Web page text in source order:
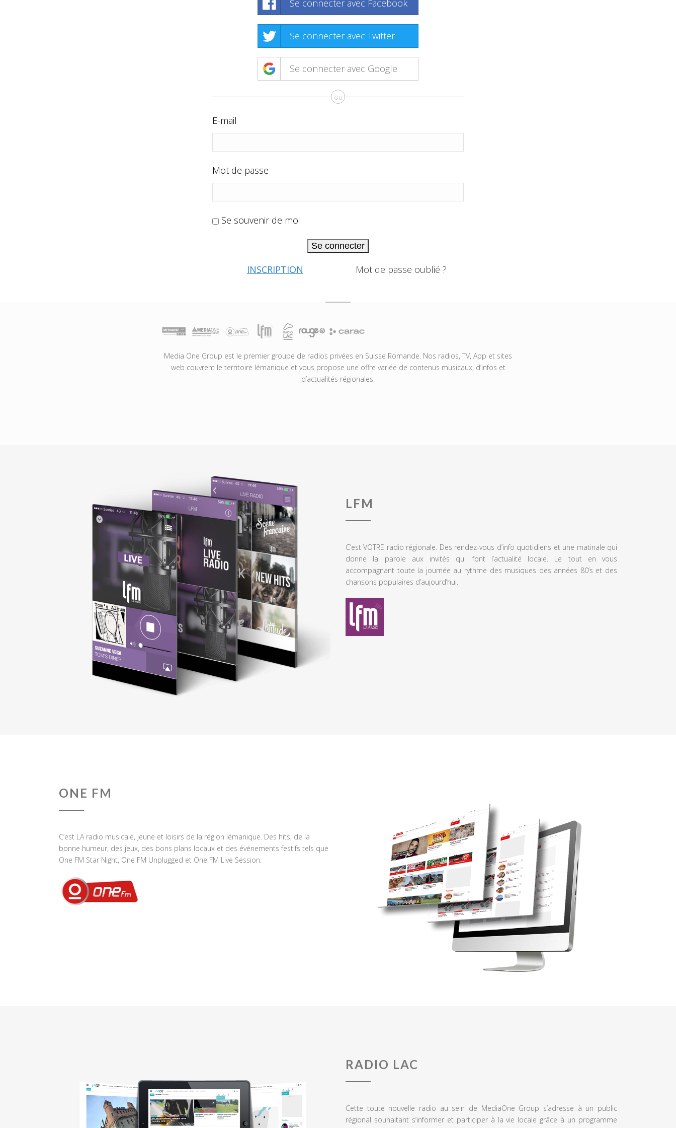
Se connecter avec Facebook
Se connecter avec Twitter
Se connecter avec Google
ou
E-mail
Mot de passe
Se souvenir de moi
Se connecter
INSCRIPTION Mot de passe oublié ?
Media One Group est le premier groupe de radios privées en Suisse Romande. Nos radios, TV, App et sites
web couvrent le territoire lémanique et vous propose une offre variée de contenus musicaux, d’infos et
d’actualités régionales.
LFM
C’est VOTRE radio régionale. Des rendez-vous d’info quotidiens et une matinale qui
donne la parole aux invités qui font l’actualité locale. Le tout en vous
accompagnant toute la journée au rythme des musiques des années 80’s et des
chansons populaires d’aujourd’hui.
ONE FM
C’est LA radio musicale, jeune et loisirs de la région lémanique. Des hits, de la
bonne humeur, des jeux, des bons plans locaux et des événements festifs tels que
One FM Star Night, One FM Unplugged et One FM Live Session.
RADIO LAC
Cette toute nouvelle radio au sein de MediaOne Group s’adresse à un public
régional souhaitant s’informer et participer à la vie locale grâce à un programme